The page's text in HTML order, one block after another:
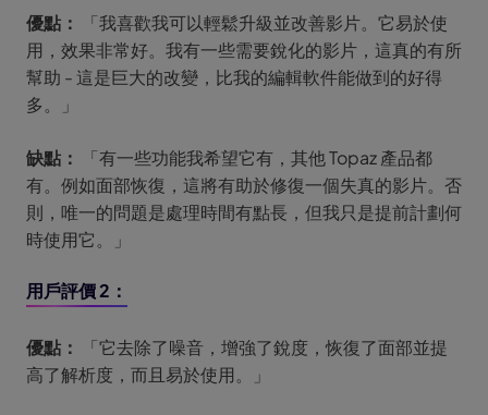
優點：
「我喜歡我可以輕鬆升級並改善影片。它易於使
用，效果非常好。我有一些需要銳化的影片，這真的有所
幫助 - 這是巨大的改變，比我的編輯軟件能做到的好得
多。」
缺點：
「有一些功能我希望它有，其他 Topaz 產品都
有。例如面部恢復，這將有助於修復一個失真的影片。否
則，唯一的問題是處理時間有點長，但我只是提前計劃何
時使用它。」
用戶評價 2：
優點：
「它去除了噪音，增強了銳度，恢復了面部並提
高了解析度，而且易於使用。」